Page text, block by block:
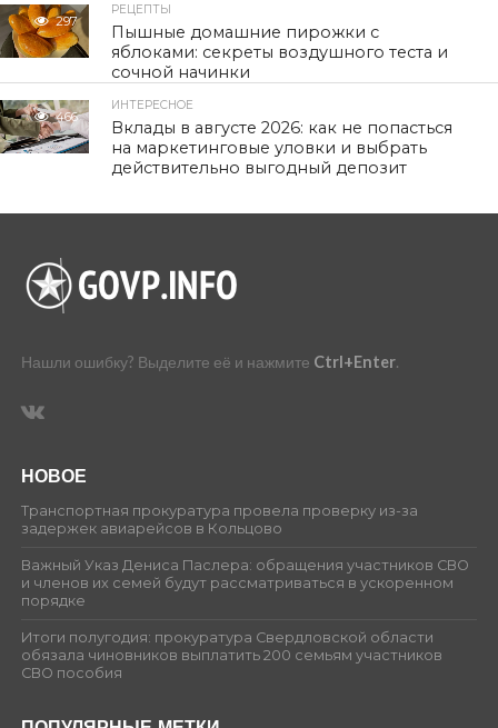
297
РЕЦЕПТЫ
Пышные домашние пирожки с
яблоками: секреты воздушного теста и
сочной начинки
466
ИНТЕРЕСНОЕ
Вклады в августе 2026: как не попасться
на маркетинговые уловки и выбрать
действительно выгодный депозит
Нашли ошибку? Выделите её и нажмите Ctrl+Enter.
НОВОЕ
Транспортная прокуратура провела проверку из-за
задержек авиарейсов в Кольцово
Важный Указ Дениса Паслера: обращения участников СВО
и членов их семей будут рассматриваться в ускоренном
порядке
Итоги полугодия: прокуратура Свердловской области
обязала чиновников выплатить 200 семьям участников
СВО пособия